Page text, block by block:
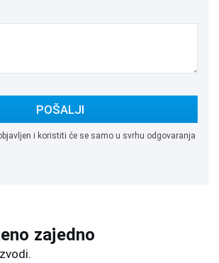
POŠALJI
i koristiti će se samo u svrhu odgovaranja
zajedno